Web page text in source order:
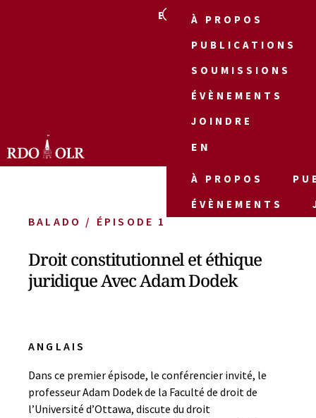
EN
À PROPOS
PUBLICATIONS
SOUMISSIONS
ÉVÈNEMENTS
JOINDRE
EN
À PROPOS
ÉVÈNEMENTS
BALADO / ÉPISODE 1
Droit constitutionnel et éthique
juridique Avec Adam Dodek
ANGLAIS
Dans ce premier épisode, le conférencier invité, le
professeur Adam Dodek de la Faculté de droit de
l’Université d’Ottawa, discute du droit